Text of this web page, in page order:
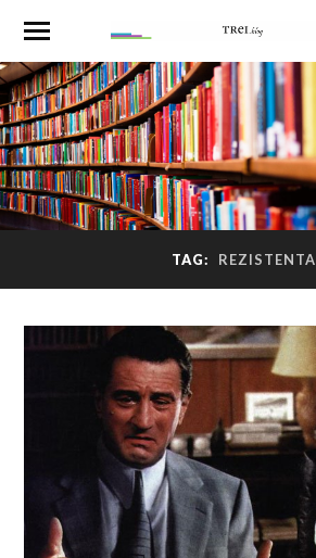
TAG: REZISTENTA